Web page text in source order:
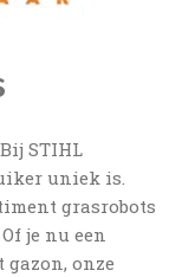
STIHL
uniek is.
grasrobots
je nu een
onze